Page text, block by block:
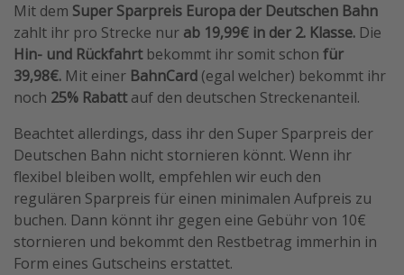
Reise Journal
Familienurlaub in der Türkei
Rundreisen in Thailand
Bahnreisen in der Schweiz
Reisepassfreie Reiseziele
Travel Know How
Silvesterreisen
Last Minute Urlaub Mallorca
Last Minute Urlaub Deutschland
Mit dem Super Sparpreis Europa der Deutschen Bahn
zahlt ihr pro Strecke nur ab 19,99€ in der 2. Klasse. Die
Hin- und Rückfahrt bekommt ihr somit schon für
39,98€. Mit einer BahnCard (egal welcher) bekommt ihr
noch 25% Rabattauf den deutschen Streckenanteil.
Beachtet allerdings, dass ihr den Super Sparpreis der
Deutschen Bahn nicht stornieren könnt. Wenn ihr
flexibel bleiben wollt, empfehlen wir euch den
regulären Sparpreis für einen minimalen Aufpreis zu
buchen. Dann könnt ihr gegen eine Gebühr von 10€
stornieren und bekommt den Restbetrag immerhin in
Form eines Gutscheins erstattet.